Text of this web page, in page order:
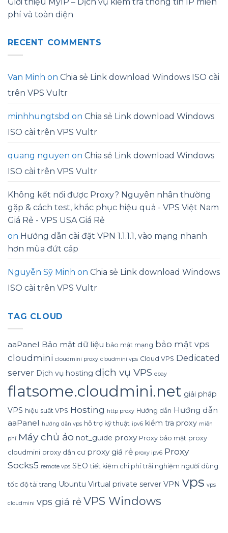
phí và toàn diện
RECENT COMMENTS
Van Minh on Chia sẻ Link download Windows ISO cài
trên VPS Vultr
minhhungtsbd on Chia sẻ Link download Windows
ISO cài trên VPS Vultr
quang nguyen on Chia sẻ Link download Windows
ISO cài trên VPS Vultr
Không kết nối được Proxy? Nguyên nhân thường
gặp & cách test, khắc phục hiệu quả - VPS Việt Nam
Giá Rẻ - VPS USA Giá Rẻ
on Hướng dẫn cài đặt VPN 1.1.1.1, vào mạng nhanh
hơn mùa đứt cáp
Nguyễn Sỹ Minh on Chia sẻ Link download Windows
ISO cài trên VPS Vultr
TAG CLOUD
aaPanel Bảo mật dữ liệu bảo mật mạng bảo mật vps
cloudmini cloudmini proxy cloudmini vps Cloud VPS Dedicated
server Dịch vụ hosting dịch vụ VPS ebay
flatsome.cloudmini.net giải pháp
VPS hiệu suất VPS Hosting http proxy Hướng dẫn Hướng dẫn
aaPanel hướng dẫn vps hỗ trợ kỹ thuật ipv6 kiểm tra proxy miễn
phí Máy chủ ảo not_guide proxy Proxy bảo mật proxy
cloudmini proxy dân cư proxy giá rẻ proxy ipv6 Proxy
Socks5 remote vps SEO tiết kiệm chi phí trải nghiệm người dùng
tốc độ tải trang Ubuntu Virtual private server VPN vps vps
cloudmini vps giá rẻVPS Windows